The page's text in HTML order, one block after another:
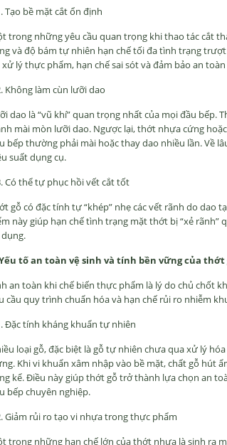
Tạo bề mặt cắt ổn định
trong những yêu cầu quan trọng khi thao tác cắt th
vàđộ bám tự nhiên hạn chế tốiđa tình trạng trư
xử lý thực phẩm, hạn chế sai sót vàđảm bảo an to
Không làm cùn lưỡi dao
ỡi dao là “vũ khí” quan trọng nhất của mọiđầu bếp.
mài mòn lưỡi dao. Ngược lại, thớt nhựa cứng
bếp thường phải mài hoặc thay dao nhiều lần. Về l
suất dụng cụ.
Có thể tự phục hồi vết cắt tốt
gỗ có đặc tính tự “khép” nhẹ các vết rãnh do dao t
này giúp hạn chế tình trạng mặt thớt bị “xẻ rãnh”
tố an toàn vệ sinh và tính bền vững của thớt
an toàn khi chế biến thực phẩm là lý do chủ chốt
cầu quy trình chuẩn hóa và hạn chế rủi ro nhiễm
Đặc tính kháng khuẩn tự nhiên
ều loại gỗ,đặc biệt là gỗ tự nhiên chưa qua xử lý hóa
Khi vi khuẩn xâm nhập vào bề mặt, chất gỗ hút
kể.Điều này giúp thớt gỗ trở thành lựa chọn an to
bếp chuyên nghiệp.
Giảm rủi ro tạo vi nhựa trong thực phẩm
trong những hạn chế lớn của thớt nhựa là sinh ra m